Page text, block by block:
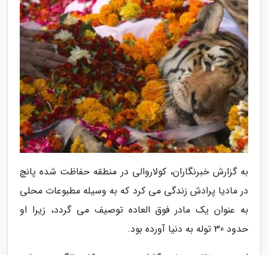
به گزارش خبرنگاران، کولاروالی در منطقه حفاظت شده پانچ
در مادیا پرادش زندگی می کرد که به وسیله مطبوعات محلی
به عنوان یک مادر فوق العاده توصیف می گردد، زیرا او
حدود 30 توله به دنیا آورده بود.